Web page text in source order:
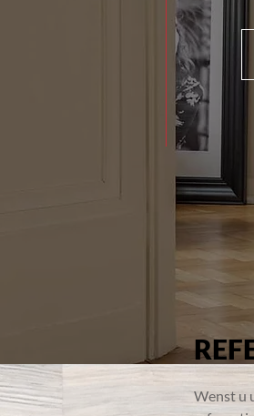
Wenst u